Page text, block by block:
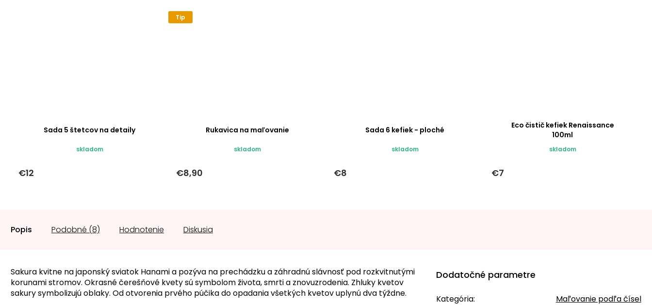
Sada 5 štetcov na detaily
skladom
€12
Tip
Rukavica na maľovanie
skladom
€8,90
Sada 6 kefiek - ploché
skladom
€8
Eco čistič kefiek Renaissance
100ml
skladom
€7
Popis Podobné (8) Hodnotenie Diskusia
Sakura kvitne na japonský sviatok Hanami a pozýva na prechádzku a záhradnú slávnosť pod rozkvitnutými
korunami stromov. Okrasné čerešňové kvety sú symbolom života, smrti a znovuzrodenia. Zhluky kvetov
sakury symbolizujú oblaky. Od otvorenia prvého púčika do opadania všetkých kvetov uplynú dva týždne.
Dodatočné parametre
Kategória: Maľovanie podľa čísel